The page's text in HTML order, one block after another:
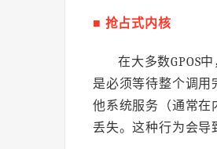
■ 抢占式内核
在大多数GPOS
是必须等待整个调
他系统服务（通常在
丢失。这种行为会导